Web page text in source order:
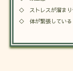
◇ ストレスが溜まり
◇ 体が緊張している